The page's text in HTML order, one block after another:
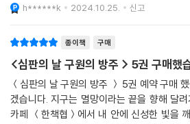
죽순으로 편의점처럼 있습니다. 교회는 각종
h******k 2024.10.25. 신고
종이책 구매
<심판의 날 구원의 방주 > 5
＜심판의 날 구원의 방주 ＞ 5권 예약 구매
겠습니다. 지구는 멸망이라는 끝을 향해 달
카페 ＜한책협＞에서 내 안에 신성한 빛을